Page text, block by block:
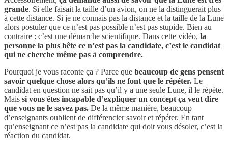
grande. Si elle faisait la taille d’un avion, on ne la distinguerait plus
à cette distance. Si je ne connais pas la distance et la taille de la Lune
alors postuler que ce n’est pas possible n’est pas stupide. Bien au
contraire : c’est une démarche scientifique. Dans cette vidéo, la
personne la plus bête ce n’est pas la candidate, c’est le candidat
qui ne cherche même pas à comprendre.
Pourquoi je vous raconte ça ? Parce que beaucoup de gens pensent
savoir quelque chose alors qu’ils ne font que le répéter. Le
candidat en question ne sait pas qu’il y a une seule Lune, il le répète.
Mais si vous êtes incapable d’expliquer un concept ça veut dire
que vous ne le savez pas. De la même manière, beaucoup
d’enseignants oublient de différencier savoir et répéter. En tant
qu’enseignant ce n’est pas la candidate qui doit vous désoler, c’est la
réaction du candidat.